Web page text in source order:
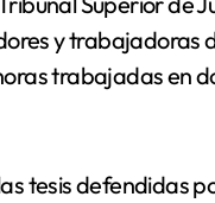
y trabajadoras
trabajadas en
tesis defendidas